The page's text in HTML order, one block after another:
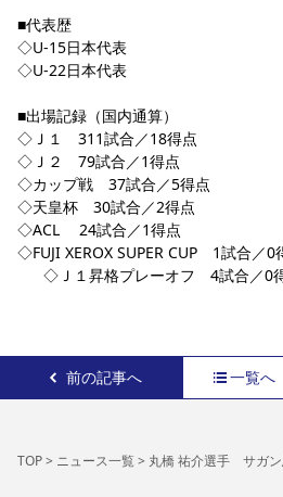
■代表歴
◇U-15日本代表
◇U-22日本代表
■出場記録（国内通算）
◇Ｊ１　311試合／18得点
◇Ｊ２　79試合／1得点
◇カップ戦　37試合／5得点
◇天皇杯　30試合／2得点
◇ACL 　24試合／1得点
◇FUJI XEROX SUPER CUP　1試合／0
◇Ｊ１昇格プレーオフ　4試合／0
前の記事へ 一覧へ
TOP> ニュース一覧> 丸橋 祐介選手 サガン